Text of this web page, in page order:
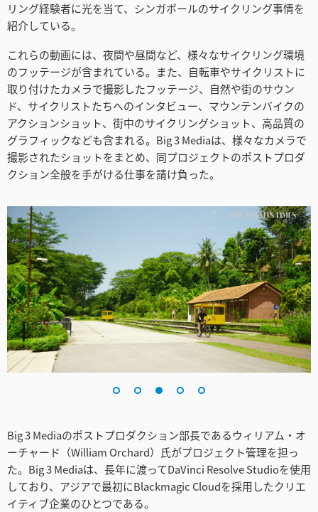
United States
リング経験者に光を当て、シンガポールのサイクリング事情を
紹介している。
これらの動画には、夜間や昼間など、様々なサイクリング環境
のフッテージが含まれている。また、自転車やサイクリストに
取り付けたカメラで撮影したフッテージ、自然や街のサウン
ド、サイクリストたちへのインタビュー、マウンテンバイクの
アクションショット、街中のサイクリングショット、高品質の
グラフィックなども含まれる。Big 3 Mediaは、様々なカメラで
撮影されたショットをまとめ、同プロジェクトのポストプロダ
クション全般を手がける仕事を請け負った。
Big 3 Mediaのポストプロダクション部長であるウィリアム・オ
ーチャード（William Orchard）氏がプロジェクト管理を担っ
た。Big 3 Mediaは、長年に渡ってDaVinci Resolve Studioを使用
しており、アジアで最初にBlackmagic Cloudを採用したクリエ
イティブ企業のひとつである。